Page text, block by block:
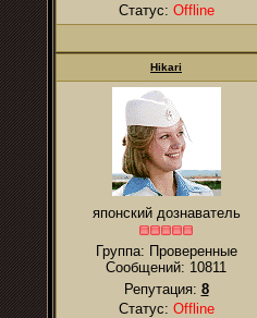
Статус: Offline
Hikari
японский дознаватель
Группа: Проверенные
Сообщений: 10811
Репутация: 8
Статус: Offline